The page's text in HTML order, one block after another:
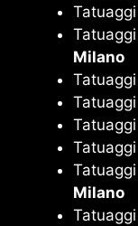
Milano
Milano